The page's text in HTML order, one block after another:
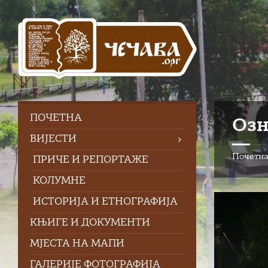
Skip
content
Skip
left
sidebar
Skip
right
sidebar
Skip
footer
Почетна
ПOЧЕТНА
ВИЈЕСТИ
ПРИЧЕ И РЕПОРТАЖЕ
КОЛУМНЕ
ИСТОРИЈА И ЕТНОГРАФИЈА
КЊИГЕ И ДОКУМЕНТИ
МЈЕСТА НА МАПИ
ГАЛЕРИЈЕ ФОТОГРАФИЈА